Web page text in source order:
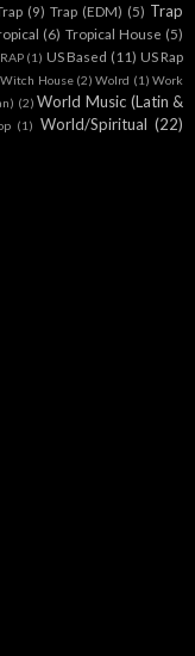
(9) Trap (EDM) (5) Trap
(6) Tropical House (5)
(1) US Based (11) US Rap
Witch House (2) Wolrd (1) Work
(2) World Music (Latin &
(1) World/Spiritual (22)